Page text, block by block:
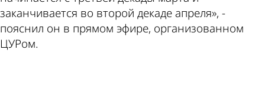
заканчивается во второй декаде апреля», -
пояснил он в прямом эфире, организованном
ЦУРом.